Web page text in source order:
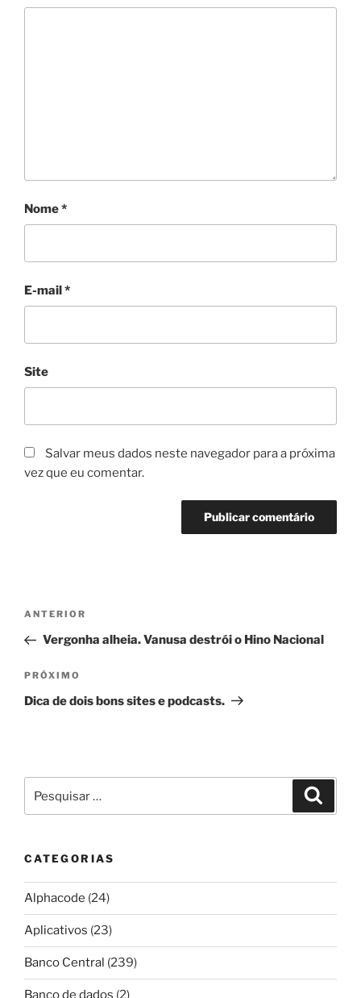
Nome*
E-mail*
Site
Salvar meus dados neste navegador para a próxima
vez que eu comentar.
Navegação
Post
Post
anterior
ANTERIOR
Vergonha alheia. Vanusa destrói o Hino Nacional
Próximo
post
PRÓXIMO
Dica de dois bons sites e podcasts.
por:
CATEGORIAS
Alphacode (24)
Aplicativos (23)
Banco Central (239)
Banco de dados (2)